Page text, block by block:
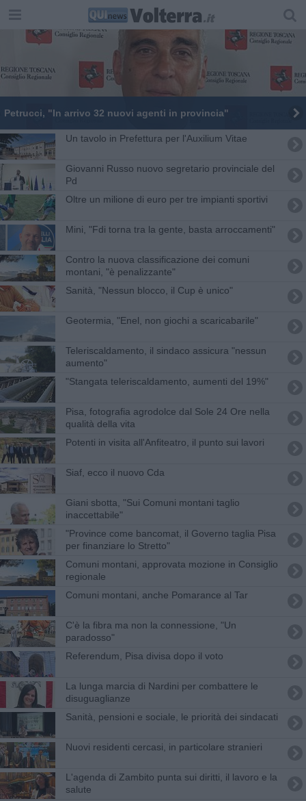
Petrucci, "In arrivo 32 nuovi agenti in provincia"
Un tavolo in Prefettura per l'Auxilium Vitae
Giovanni Russo nuovo segretario provinciale del
Pd
Oltre un milione di euro per tre impianti sportivi
Mini, "Fdi torna tra la gente, basta arroccamenti"
Contro la nuova classificazione dei comuni
montani, "è penalizzante"
Sanità, "Nessun blocco, il Cup è unico"
Geotermia, "Enel, non giochi a scaricabarile"
Teleriscaldamento, il sindaco assicura "nessun
aumento"
"Stangata teleriscaldamento, aumenti del 19%"
Pisa, fotografia agrodolce dal Sole 24 Ore nella
qualità della vita
Potenti in visita all'Anfiteatro, il punto sui lavori
Siaf, ecco il nuovo Cda
Giani sbotta, "Sui Comuni montani taglio
inaccettabile"
"Province come bancomat, il Governo taglia Pisa
per finanziare lo Stretto"
Comuni montani, approvata mozione in Consiglio
regionale
Comuni montani, anche Pomarance al Tar
C'è la fibra ma non la connessione, "Un
paradosso"
Referendum, Pisa divisa dopo il voto
La lunga marcia di Nardini per combattere le
disuguaglianze
Sanità, pensioni e sociale, le priorità dei sindacati
Nuovi residenti cercasi, in particolare stranieri
L'agenda di Zambito punta sui diritti, il lavoro e la
salute